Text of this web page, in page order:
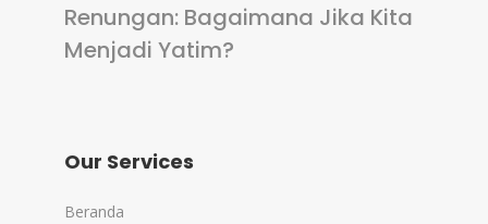
Renungan: Bagaimana Jika Kita
Menjadi Yatim?
Our Services
Beranda